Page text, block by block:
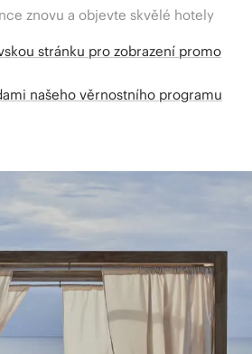
znovu a objevte skvělé hotely
stránku pro zobrazení promo
našeho věrnostního programu